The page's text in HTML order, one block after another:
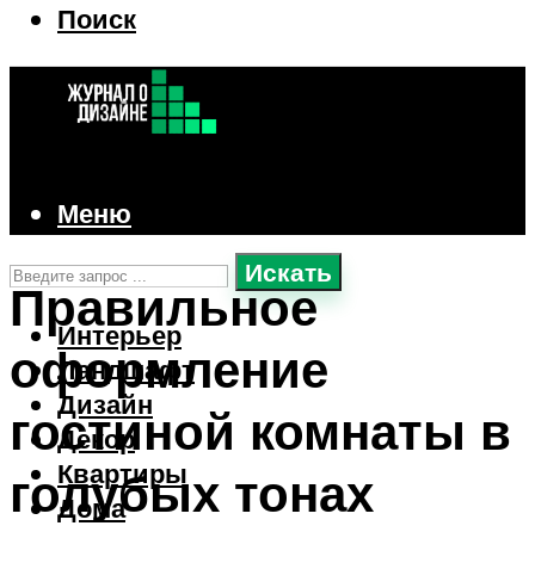
Поиск
Искать
Интерьер
Ландшафт
Дизайн
Декор
Квартиры
Дома
Меню
Правильное
оформление
гостиной комнаты в
голубых тонах